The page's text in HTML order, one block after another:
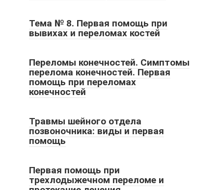
Тема № 8. Первая помощь при
вывихах и переломах костей
Переломы конечностей. Симптомы
перелома конечностей. Первая
помощь при переломах
конечностей
Травмы шейного отдела
позвоночника: виды и первая
помощь
Первая помощь при
трехлодыжечном переломе и